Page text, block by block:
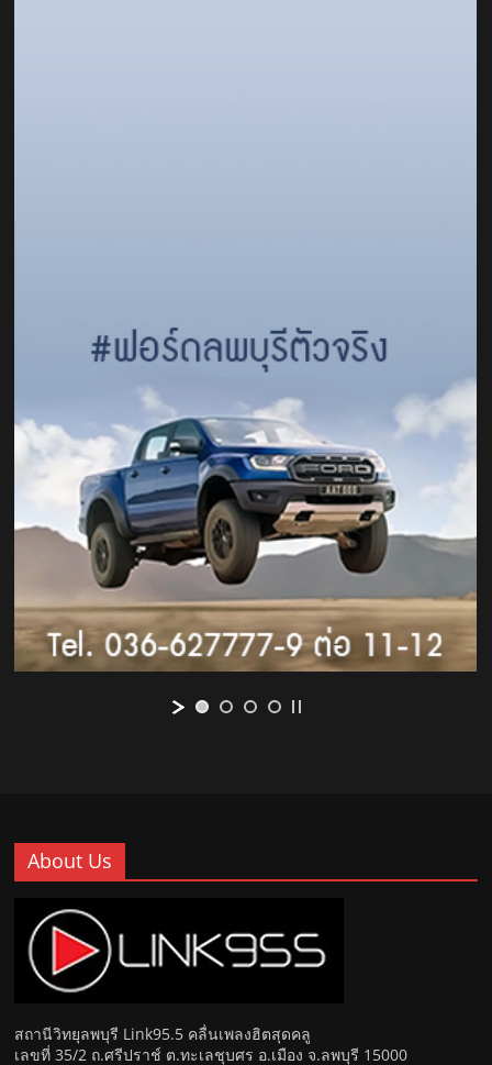
About Us
สถานีวิทยุลพบุรี Link95.5 คลื่นเพลงฮิตสุดคลู
เลขที่ 35/2 ถ.ศรีปราช์ ต.ทะเลชุบศร อ.เมือง จ.ลพบุรี 15000